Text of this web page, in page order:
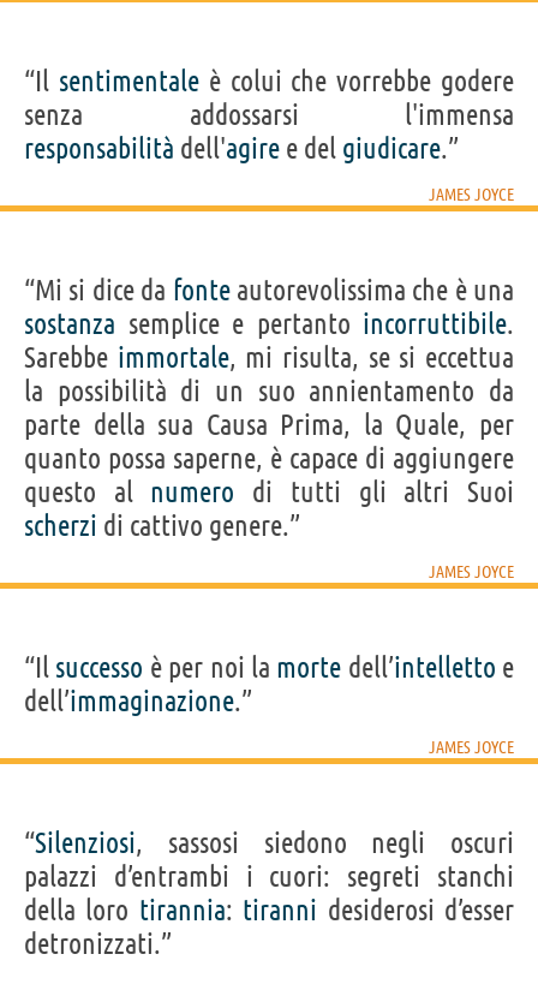
“Il sentimentaleè colui che vorrebbe godere
senza addossarsi l'immensa
responsabilità dell'agire e del giudicare.”
JAMES JOYCE
“Mi si dice da fonteautorevolissima che è una
sostanza semplice e pertanto incorruttibile.
Sarebbe immortale, mi risulta, se si eccettua
la possibilità di un suo annientamento da
parte della sua Causa Prima, la Quale, per
quanto possa saperne, è capace di aggiungere
questo al numero di tutti gli altri Suoi
scherzi di cattivo genere.”
JAMES JOYCE
“Il successo è per noi la morte dell’intelletto e
dell’immaginazione.”
JAMES JOYCE
“Silenziosi, sassosi siedono negli oscuri
palazzi d’entrambi i cuori: segreti stanchi
della loro tirannia: tiranni desiderosi d’esser
detronizzati.”